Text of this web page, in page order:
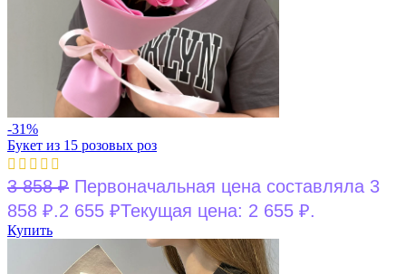
-31%
Букет из 15 розовых роз
3 858₽ Первоначальная цена составляла 3
858 ₽.2 655 ₽Текущая цена: 2 655 ₽.
Купить